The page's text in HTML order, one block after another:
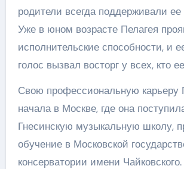
родители всегда поддерживали ее
Уже в юном возрасте Пелагея
исполнительские способности, и
голос вызвал восторг у всех, кто
Свою профессиональную карьеру
начала в Москве, где она
Гнесинскую музыкальную школу,
обучение в Московской
консерватории имени